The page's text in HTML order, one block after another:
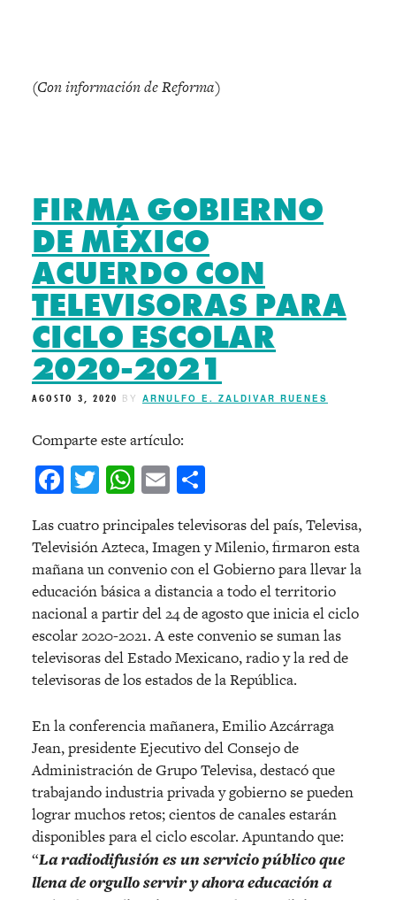
(Con información de Reforma)
FIRMA GOBIERNO
DE MÉXICO
ACUERDO CON
TELEVISORAS PARA
CICLO ESCOLAR
2020-2021
AGOSTO 3, 2020 BY ARNULFO E. ZALDIVAR RUENES
Comparte este artículo:
Facebook
Twitter
WhatsApp
Email
Las cuatro principales televisoras del país, Televisa,
Televisión Azteca, Imagen y Milenio, firmaron esta
mañana un convenio con el Gobierno para llevar la
educación básica a distancia a todo el territorio
nacional a partir del 24 de agosto que inicia el ciclo
escolar 2020-2021. A este convenio se suman las
televisoras del Estado Mexicano, radio y la red de
televisoras de los estados de la República.
En la conferencia mañanera, Emilio Azcárraga
Jean, presidente Ejecutivo del Consejo de
Administración de Grupo Televisa, destacó que
trabajando industria privada y gobierno se pueden
lograr muchos retos; cientos de canales estarán
disponibles para el ciclo escolar. Apuntando que:
“La radiodifusión es un servicio público que
llena de orgullo servir y ahora educación a